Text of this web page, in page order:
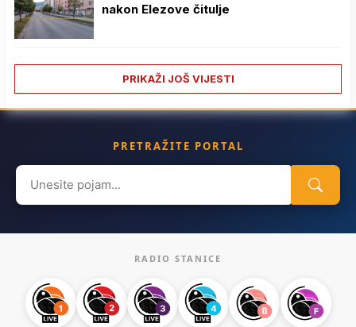
nakon Elezove čitulje
PRIKAŽI JOŠ VIJESTI
PRETRAŽITE PORTAL
Search
for:
RADIO STANICE